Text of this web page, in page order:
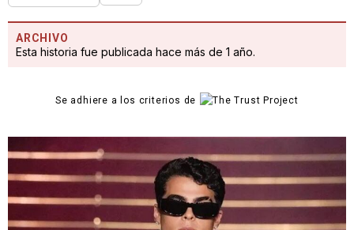
ARCHIVO
Esta historia fue publicada hace más de 1 año.
Se adhiere a los criterios de